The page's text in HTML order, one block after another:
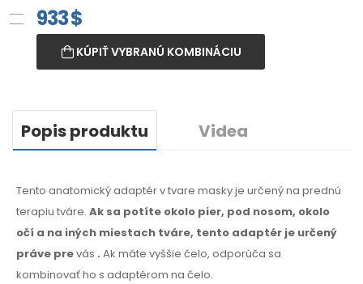
933$
KÚPIŤ VYBRANÚ KOMBINÁCIU
Popis produktu Videa
Tento anatomický adaptér v tvare masky je určený na prednú
terapiu tváre. Ak sa potíte okolo pier, pod nosom, okolo
očí a na iných miestach tváre, tento adaptér je určený
práve prevás . Ak máte vyššie čelo, odporúča sa
kombinovať ho s adaptérom na čelo.